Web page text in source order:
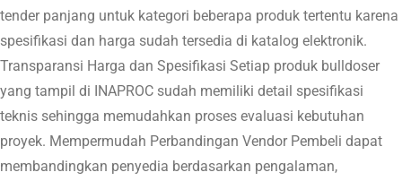
tender panjang untuk kategori beberapa produk tertentu karena
spesifikasi dan harga sudah tersedia di katalog elektronik.
Transparansi Harga dan Spesifikasi Setiap produk bulldoser
yang tampil di INAPROC sudah memiliki detail spesifikasi
teknis sehingga memudahkan proses evaluasi kebutuhan
proyek. Mempermudah Perbandingan Vendor Pembeli dapat
membandingkan penyedia berdasarkan pengalaman,